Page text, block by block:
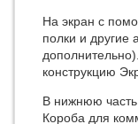
На экран с
полки и другие
конструкцию
В нижнюю часть
Короба для